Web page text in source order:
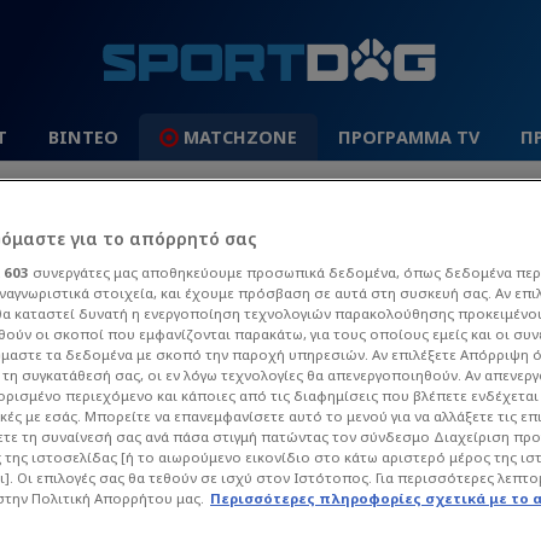
ΒΙΝΤΕΟ MATCHZONE ΠΡΟΓΡΑΜΜΑ TV
ΒΑΡΥΤΙΜΙΆΔΗΣ
άρθρα του Sportdog σχετικά με το θέμα
στον φίλαθλο.
για το απόρρητό σας
603 συνεργάτες μας αποθηκεύουμε προσωπικά δεδομένα, όπως δεδομένα
στοιχεία, και έχουμε πρόσβαση σε αυτά στη συσκευή σας. Αν
καταστεί δυνατή η ενεργοποίηση τεχνολογιών παρακολούθησης
οι σκοποί που εμφανίζονται παρακάτω, για τους οποίους εμείς και οι
τα δεδομένα με σκοπό την παροχή υπηρεσιών. Αν επιλέξετε Απόρριψη
συγκατάθεσή σας, οι εν λόγω τεχνολογίες θα απενεργοποιηθούν. Αν
περιεχόμενο και κάποιες από τις διαφημίσεις που βλέπετε ενδέχεται
με εσάς. Μπορείτε να επανεμφανίσετε αυτό το μενού για να αλλάξετε τις
τη συναίνεσή σας ανά πάσα στιγμή πατώντας τον σύνδεσμο Διαχείριση
ιστοσελίδας [ή το αιωρούμενο εικονίδιο στο κάτω αριστερό μέρος της
Οι επιλογές σας θα τεθούν σε ισχύ στον Ιστότοπος. Για περισσότερες
Πολιτική Απορρήτου μας. Περισσότερες πληροφορίες σχετικά με το